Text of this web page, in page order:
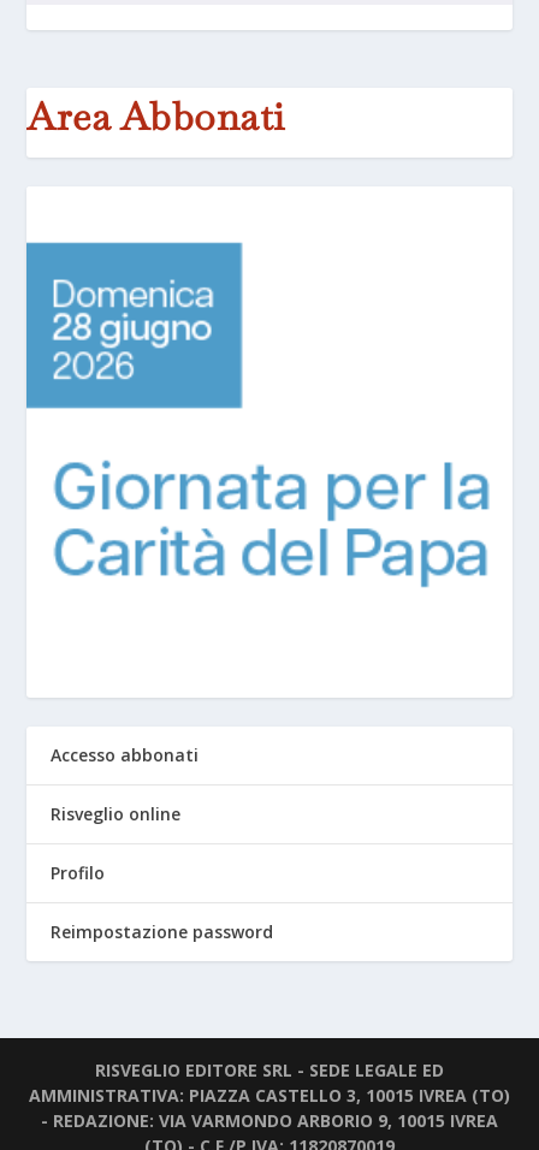
Area Abbonati
Accesso abbonati
Risveglio online
Profilo
Reimpostazione password
RISVEGLIO EDITORE SRL - SEDE LEGALE ED
AMMINISTRATIVA: PIAZZA CASTELLO 3, 10015 IVREA (TO)
- REDAZIONE: VIA VARMONDO ARBORIO 9, 10015 IVREA
(TO) - C.F./P.IVA: 11820870019